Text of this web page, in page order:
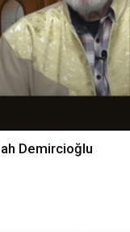
Demircioğlu